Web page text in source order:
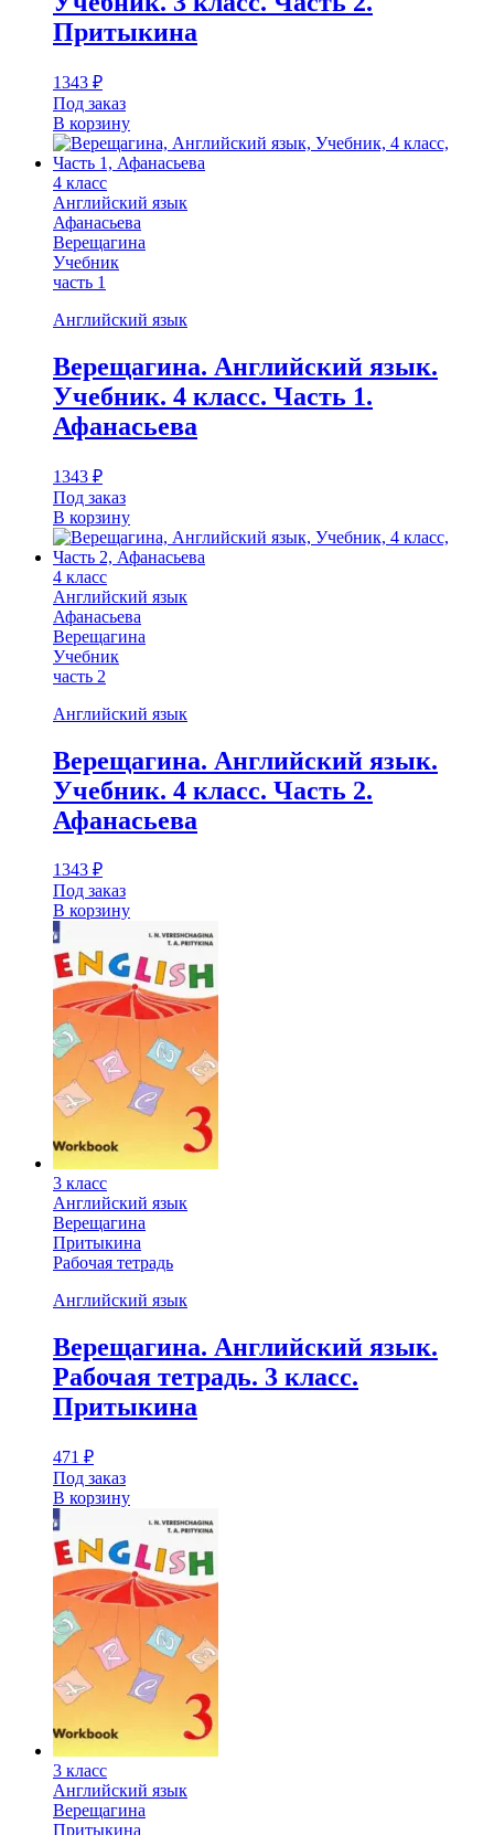
Притыкина
1343 ₽
Под заказ
В корзину
4 класс
Английский язык
Афанасьева
Верещагина
Учебник
часть 1
Английский язык
Верещагина. Английский язык.
Учебник. 4 класс. Часть 1.
Афанасьева
1343 ₽
Под заказ
В корзину
4 класс
Английский язык
Афанасьева
Верещагина
Учебник
часть 2
Английский язык
Верещагина. Английский язык.
Учебник. 4 класс. Часть 2.
Афанасьева
1343 ₽
Под заказ
В корзину
3 класс
Английский язык
Верещагина
Притыкина
Рабочая тетрадь
Английский язык
Верещагина. Английский язык.
Рабочая тетрадь. 3 класс.
Притыкина
471 ₽
Под заказ
В корзину
3 класс
Английский язык
Верещагина
Притыкина